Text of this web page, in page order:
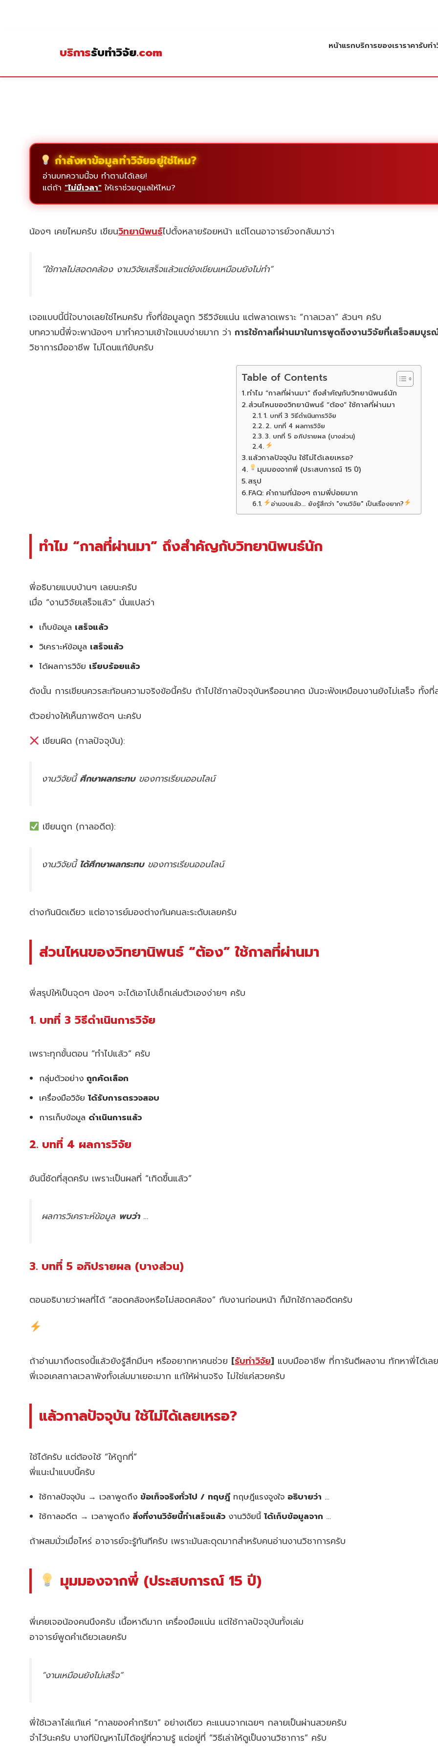
บริการรับทำวิจัย.com หน้าแรกบริการของเราราคารับท
กำลังหาข้อมูลทำวิจัยอยู่ใช่ไหม?
อ่านบทความนี้จบ ทำตามได้เลย!
แต่ถ้า "ไม่มีเวลา" ให้เราช่วยดูแลให้ไหม?
น้องๆ เคยไหมครับ เขียนวิทยานิพนธ์ไปตั้งหลายร้อยหน้า แต่โดนอาจารย์วงกลับมาว่า
“ใช้กาลไม่สอดคล้อง งานวิจัยเสร็จแล้วแต่ยังเขียนเหมือนยังไม่ทำ”
เจอแบบนี้นี่ใจบางเลยใช่ไหมครับ ทั้งที่ข้อมูลถูก วิธีวิจัยแน่น แต่พลาดเพราะ “กาลเวลา” ล้วนๆ ครับ
บทความนี้พี่จะพาน้องๆ มาทำความเข้าใจแบบง่ายมาก ว่า การใช้กาลที่ผ่านมาในการพูดถึงงานวิจัยที่เสร็จสมบู
วิชาการมืออาชีพ ไม่โดนแก้ยับครับ
Table of Contents
ทำไม “กาลที่ผ่านมา” ถึงสำคัญกับวิทยานิพนธ์นัก
ส่วนไหนของวิทยานิพนธ์ “ต้อง” ใช้กาลที่ผ่านมา
1. บทที่ 3 วิธีดำเนินการวิจัย
2. บทที่ 4 ผลการวิจัย
3. บทที่ 5 อภิปรายผล (บางส่วน)
แล้วกาลปัจจุบัน ใช้ไม่ได้เลยเหรอ?
มุมมองจากพี่ (ประสบการณ์ 15 ปี)
สรุป
FAQ: คำถามที่น้องๆ ถามพี่บ่อยมาก
อ่านจบแล้ว... ยังรู้สึกว่า "งานวิจัย" เป็นเรื่องยาก?
ทำไม “กาลที่ผ่านมา” ถึงสำคัญกับวิทยานิพนธ์นัก
พี่อธิบายแบบบ้านๆ เลยนะครับ
เมื่อ “งานวิจัยเสร็จแล้ว” นั่นแปลว่า
เก็บข้อมูล เสร็จแล้ว
วิเคราะห์ข้อมูล เสร็จแล้ว
ได้ผลการวิจัย เรียบร้อยแล้ว
ดังนั้น การเขียนควรสะท้อนความจริงข้อนี้ครับ ถ้าไปใช้กาลปัจจุบันหรืออนาคต มันจะฟังเหมือนงานยังไม่เสร็จ ทั้งที่
ตัวอย่างให้เห็นภาพชัดๆ นะครับ
เขียนผิด (กาลปัจจุบัน):
งานวิจัยนี้ศึกษาผลกระทบของการเรียนออนไลน์
เขียนถูก (กาลอดีต):
งานวิจัยนี้ได้ศึกษาผลกระทบของการเรียนออนไลน์
ต่างกันนิดเดียว แต่อาจารย์มองต่างกันคนละระดับเลยครับ
ส่วนไหนของวิทยานิพนธ์ “ต้อง” ใช้กาลที่ผ่านมา
พี่สรุปให้เป็นจุดๆ น้องๆ จะได้เอาไปเช็กเล่มตัวเองง่ายๆ ครับ
1. บทที่ 3 วิธีดำเนินการวิจัย
เพราะทุกขั้นตอน “ทำไปแล้ว” ครับ
กลุ่มตัวอย่าง ถูกคัดเลือก
เครื่องมือวิจัย ได้รับการตรวจสอบ
การเก็บข้อมูล ดำเนินการแล้ว
2. บทที่ 4 ผลการวิจัย
อันนี้ชัดที่สุดครับ เพราะเป็นผลที่ “เกิดขึ้นแล้ว”
ผลการวิเคราะห์ข้อมูล พบว่า…
3. บทที่ 5 อภิปรายผล (บางส่วน)
ตอนอธิบายว่าผลที่ได้ “สอดคล้องหรือไม่สอดคล้อง” กับงานก่อนหน้า ก็มักใช้กาลอดีตครับ
ถ้าอ่านมาถึงตรงนี้แล้วยังรู้สึกมึนๆ หรืออยากหาคนช่วย [รับทำวิจัย] แบบมืออาชีพ ที่การันตีผลงาน ทักหาพี่ได้เล
พี่เจอเคสกาลเวลาพังทั้งเล่มมาเยอะมาก แก้ให้ผ่านจริง ไม่ใช่แค่สวยครับ
แล้วกาลปัจจุบัน ใช้ไม่ได้เลยเหรอ?
ใช้ได้ครับ แต่ต้องใช้ “ให้ถูกที่”
พี่แนะนำแบบนี้ครับ
ใช้กาลปัจจุบัน → เวลาพูดถึง ข้อเท็จจริงทั่วไป / ทฤษฎี ทฤษฎีแรงจูงใจ อธิบายว่า …
ใช้กาลอดีต → เวลาพูดถึง สิ่งที่งานวิจัยนี้ทำเสร็จแล้ว งานวิจัยนี้ ได้เก็บข้อมูลจาก …
ถ้าผสมมั่วเมื่อไหร่ อาจารย์จะรู้ทันทีครับ เพราะมันสะดุดมากสำหรับคนอ่านงานวิชาการครับ
มุมมองจากพี่ (ประสบการณ์ 15 ปี)
พี่เคยเจอน้องคนนึงครับ เนื้อหาดีมาก เครื่องมือแน่น แต่ใช้กาลปัจจุบันทั้งเล่ม
อาจารย์พูดคำเดียวเลยครับ
“งานเหมือนยังไม่เสร็จ”
พี่ใช้เวลาไล่แก้แค่ “กาลของคำกริยา” อย่างเดียว คะแนนจากเฉยๆ กลายเป็นผ่านสวยครับ
จำไว้นะครับ บางทีปัญหาไม่ได้อยู่ที่ความรู้ แต่อยู่ที่ “วิธีเล่าให้ดูเป็นงานวิชาการ” ครับ